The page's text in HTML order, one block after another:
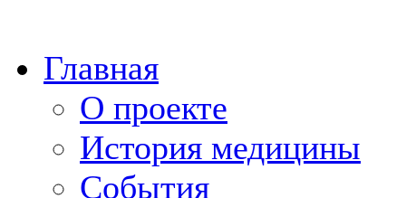
Главная
О проекте
История медицины
События